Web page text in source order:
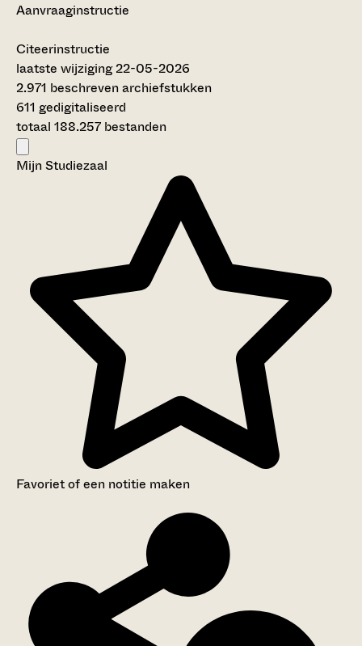
Aanvraaginstructie
Citeerinstructie
laatste wijziging 22-05-2026
2.971 beschreven archiefstukken
611 gedigitaliseerd
totaal 188.257 bestanden
Mijn Studiezaal
Favoriet of een notitie maken